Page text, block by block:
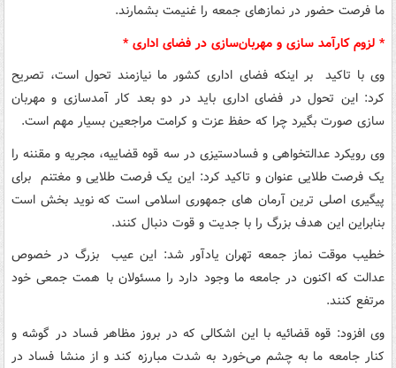
ما فرصت حضور در نمازهای جمعه را غنیمت بشمارند.
* لزوم کارآمد سازی و مهربان‌سازی در فضای اداری *
وی با تاکید بر اینکه فضای اداری کشور ما نیازمند تحول است، تصریح
کرد: این تحول در فضای اداری باید در دو بعد کار آمدسازی و مهربان
سازی صورت بگیرد چرا که حفظ عزت و کرامت مراجعین بسیار مهم است.
وی رویکرد عدالتخواهی و فسادستیزی در سه قوه قضاییه، مجریه و مقننه را
یک فرصت طلایی عنوان و تاکید کرد: این یک فرصت طلایی و مغتنم برای
پیگیری اصلی ترین آرمان های جمهوری اسلامی است که نوید بخش است
بنابراین این هدف بزرگ را با جدیت و قوت دنبال کنند.
خطیب موقت نماز جمعه تهران یادآور شد: این عیب بزرگ در خصوص
عدالت که اکنون در جامعه ما وجود دارد را مسئولان با همت جمعی خود
مرتفع کنند.
وی افزود: قوه قضائیه با این اشکالی که در بروز مظاهر فساد در گوشه و
کنار جامعه ما به چشم می‌خورد به شدت مبارزه کند و از منشا فساد در